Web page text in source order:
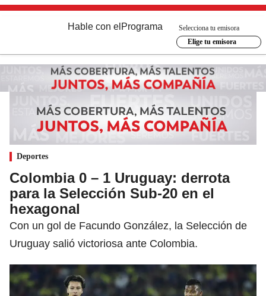
Hable con el Programa
Selecciona tu emisora
Elige tu emisora
Deportes
Colombia 0 – 1 Uruguay: derrota
para la Selección Sub-20 en el
hexagonal
Con un gol de Facundo González, la Selección de
Uruguay salió victoriosa ante Colombia.